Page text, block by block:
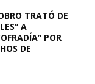
TRATÓ DE
A
POR
DE